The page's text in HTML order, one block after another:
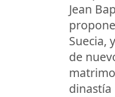
Jean
Suecia,
de
dinastía